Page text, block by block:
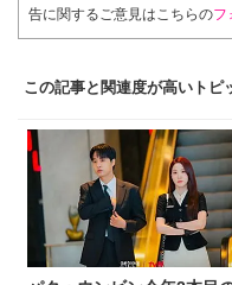
告に関するご意見はこちらのフ
この記事と関連度が高いトピ